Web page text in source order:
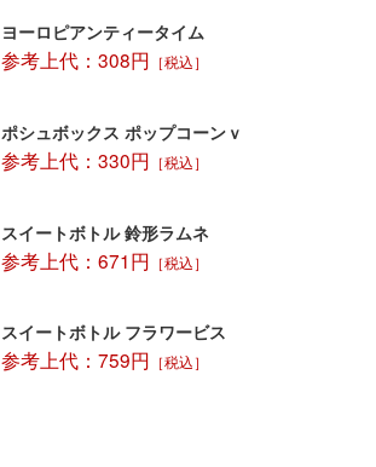
ヨーロピアンティータイム
参考上代：308円 ［税込］
ポシュボックス ポップコーンｖ
参考上代：330円 ［税込］
スイートボトル 鈴形ラムネ
参考上代：671円 ［税込］
スイートボトル フラワービス
参考上代：759円 ［税込］